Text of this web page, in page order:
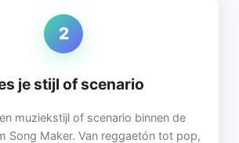
2
je stijl of scenario
muziekstijl of scenario binnen de
Song Maker. Van reggaetón tot pop,